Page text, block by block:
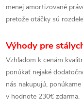
menej amortizované
pretože otáčky sú
Výhody pre
Vzhľadom k cenám
ponúkať nejaké
nás nakupujú,
v hodnote 230€ zdarma.